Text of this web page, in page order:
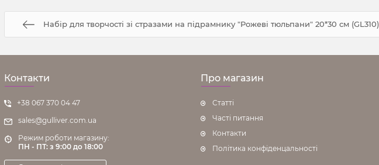
Набір для творчості зі стразами на підрамнику "Рожеві тюльпани" 20*30 см (GL310)
Контакти
+38 067 370 04 47
sales@gulliver.com.ua
Режим роботи магазину:
ПН - ПТ: з 9:00 до 18:00
Про магазин
Статті
Часті питання
Контакти
Політика конфіденцальності